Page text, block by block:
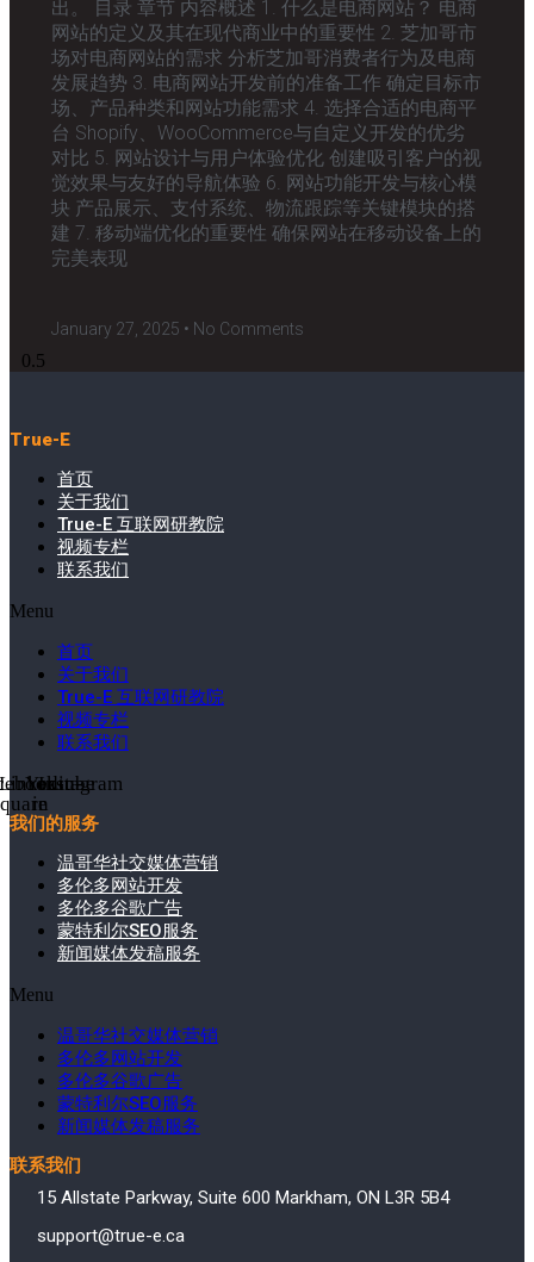
出。 目录 章节 内容概述 1. 什么是电商网站？ 电商
网站的定义及其在现代商业中的重要性 2. 芝加哥市
场对电商网站的需求 分析芝加哥消费者行为及电商
发展趋势 3. 电商网站开发前的准备工作 确定目标市
场、产品种类和网站功能需求 4. 选择合适的电商平
台 Shopify、WooCommerce与自定义开发的优劣
对比 5. 网站设计与用户体验优化 创建吸引客户的视
觉效果与友好的导航体验 6. 网站功能开发与核心模
块 产品展示、支付系统、物流跟踪等关键模块的搭
建 7. 移动端优化的重要性 确保网站在移动设备上的
完美表现
January 27, 2025 No Comments
True-E
首页
关于我们
True-E 互联网研教院
视频专栏
联系我们
Menu
首页
关于我们
True-E 互联网研教院
视频专栏
联系我们
in
Youtube
Instagram
我们的服务
温哥华社交媒体营销
多伦多网站开发
多伦多谷歌广告
蒙特利尔SEO服务
新闻媒体发稿服务
Menu
温哥华社交媒体营销
多伦多网站开发
多伦多谷歌广告
蒙特利尔SEO服务
新闻媒体发稿服务
联系我们
15 Allstate Parkway, Suite 600 Markham, ON L3R 5B4
support@true-e.ca